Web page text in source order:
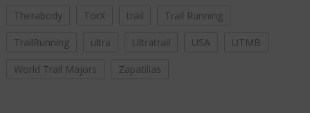
Therabody TorX trail Trail Running
TrailRunning ultra Ultratrail USA UTMB
World Trail Majors Zapatillas